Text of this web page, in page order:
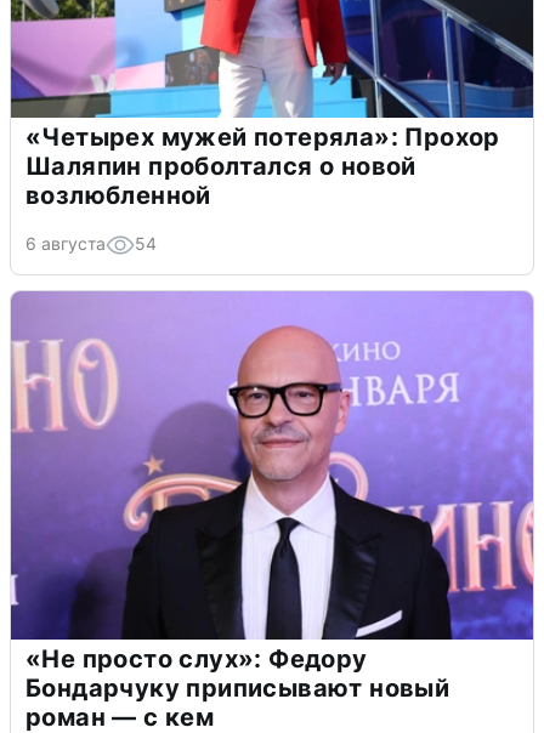
«Четырех мужей потеряла»: Прохор
Шаляпин проболтался о новой
возлюбленной
6 августа 54
«Не просто слух»: Федору
Бондарчуку приписывают новый
роман — с кем